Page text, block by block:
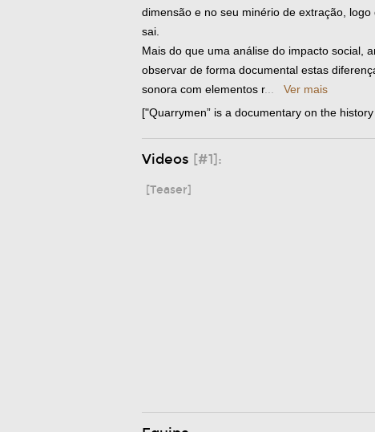
dimensão e no seu minério de extração,
sai.
Mais do que uma análise do impacto social,
observar de forma documental estas
sonora com elementos r...
Ver mais
["Quarrymen” is a documentary on the
Videos [#1]:
[Teaser]